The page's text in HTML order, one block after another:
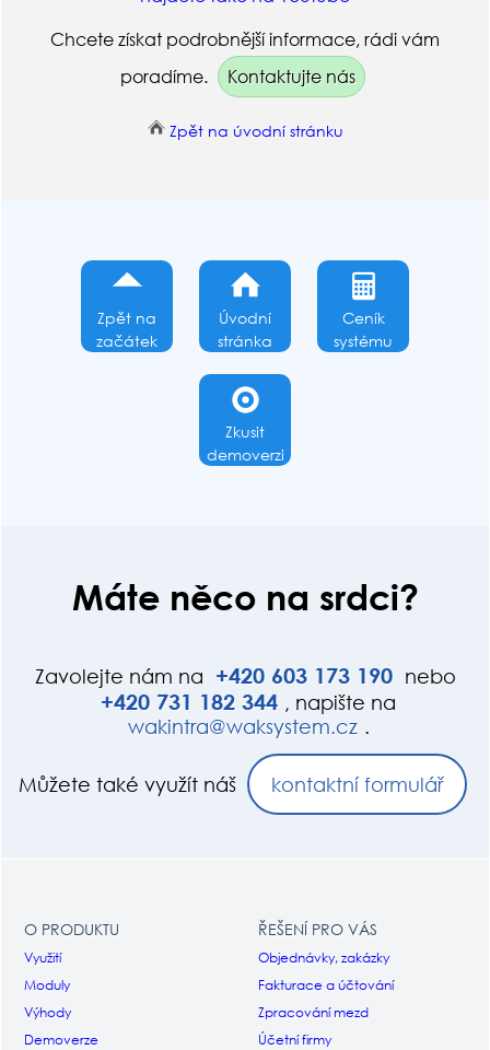
Chcete získat podrobnější informace, rádi vám
poradíme.
Kontaktujte nás
Zpět na úvodní stránku
Zpět na
začátek
Úvodní
stránka
Ceník
systému
Zkusit
demoverzi
Máte něco na srdci?
Zavolejte nám na +420603173190 nebo
+420 731 182 344 , napište na
wakintra@waksystem.cz .
Můžete také využít náš kontaktní formulář
O PRODUKTU
Využití
Moduly
Výhody
Demoverze
ŘEŠENÍ PRO VÁS
Objednávky, zakázky
Fakturace a účtování
Zpracování mezd
Účetní firmy